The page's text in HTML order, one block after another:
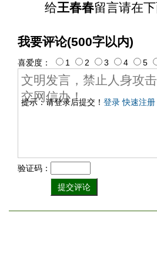
给王春春留言请在
我要评论(500字以内)
提示：请登录后提交！ 登录 快速注册
喜爱度： 1 2 3 4 5
验证码：